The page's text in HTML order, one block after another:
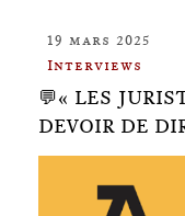
19 mars 2025
Interviews
💬« LES
DEVOIR DE